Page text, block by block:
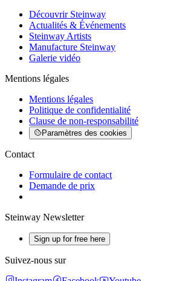
Découvrir Steinway
Actualités & Événements
Steinway Artists
Manufacture Steinway
Galerie vidéo
Mentions légales
Mentions légales
Politique de confidentialité
Clause de non-responsabilité
Paramètres des cookies
Contact
Formulaire de contact
Demande de prix
Steinway Newsletter
Sign up for free here
Suivez-nous sur